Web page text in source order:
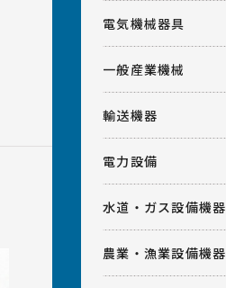
電気機械器具
一般産業機械
輸送機器
電力設備
水道・ガス設備機器
農業・漁業設備機器